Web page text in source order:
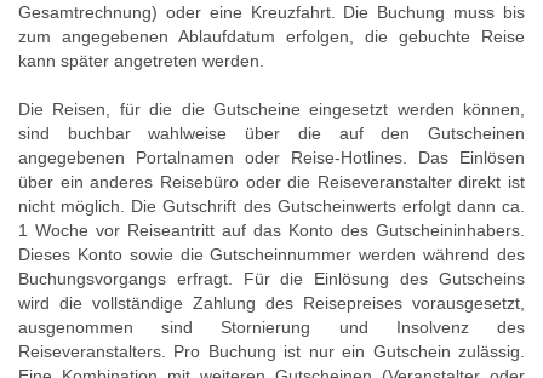
Gesamtrechnung) oder eine Kreuzfahrt. Die Buchung muss bis
zum angegebenen Ablaufdatum erfolgen, die gebuchte Reise
kann später angetreten werden.
Die Reisen, für die die Gutscheine eingesetzt werden können,
sind buchbar wahlweise über die auf den Gutscheinen
angegebenen Portalnamen oder Reise-Hotlines. Das Einlösen
über ein anderes Reisebüro oder die Reiseveranstalter direkt ist
nicht möglich. Die Gutschrift des Gutscheinwerts erfolgt dann ca.
1 Woche vor Reiseantritt auf das Konto des Gutscheininhabers.
Dieses Konto sowie die Gutscheinnummer werden während des
Buchungsvorgangs erfragt. Für die Einlösung des Gutscheins
wird die vollständige Zahlung des Reisepreises vorausgesetzt,
ausgenommen sind Stornierung und Insolvenz des
Reiseveranstalters. Pro Buchung ist nur ein Gutschein zulässig.